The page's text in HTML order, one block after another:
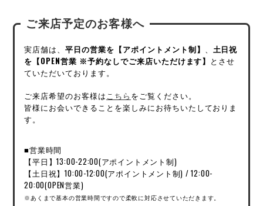
ご来店予定のお客様へ
実店舗は、平日の営業を【アポイントメント制】 、 土日祝
を【OPEN営業 ※予約なしでご来店いただけます】 とさせ
ていただいております。
ご来店希望のお客様はこちら をご覧ください。
皆様にお会いできることを楽しみにお待ちいたしておりま
す。
■営業時間
【平日】13:00-22:00(アポイントメント制)
【土日祝】10:00-12:00(アポイントメント制) / 12:00-
20:00(OPEN営業)
※あくまで基本の営業時間ですので柔軟に対応させていただきます。